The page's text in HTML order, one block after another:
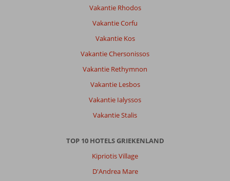
Vakantie Rhodos
Vakantie Corfu
Vakantie Kos
Vakantie Chersonissos
Vakantie Rethymnon
Vakantie Lesbos
Vakantie Ialyssos
Vakantie Stalis
TOP 10 HOTELS GRIEKENLAND
Kipriotis Village
D'Andrea Mare